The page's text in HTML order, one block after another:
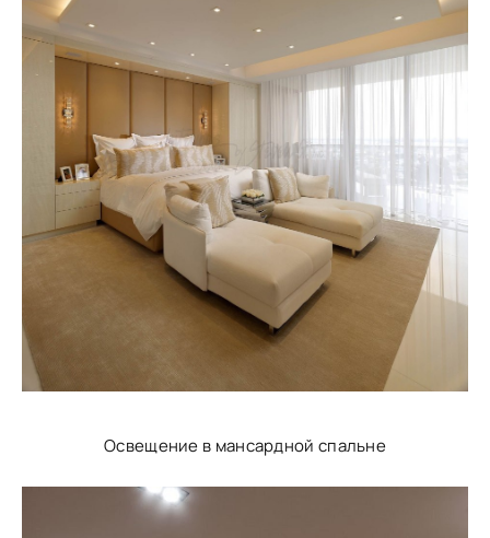
Освещение в мансардной спальне